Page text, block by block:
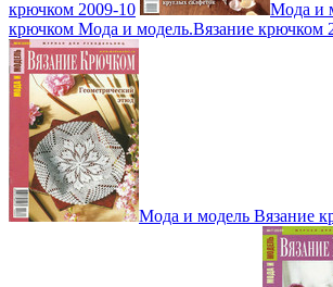
крючком 2009-10
Мода и
крючком Мода и модель.Вязание крючком
Мода и модель Вязание